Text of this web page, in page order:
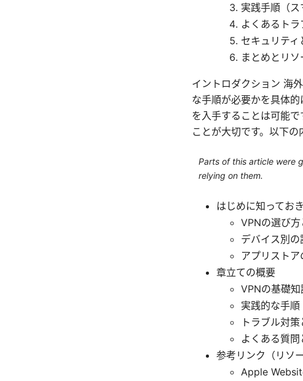
実践手順（ス
よくあるト
セキュリテ
まとめとリソ
イントロダクション 海
な手順が必要かを具体
を入手することは可能
ことが大切です。以下の
Parts of this article were
relying on them.
はじめに知ってお
VPNの選び方
デバイス別の
アプリスト
章立ての概要
VPNの基礎
実践的な手順
トラブル対
よくある質
参考リンク（リソー
Apple